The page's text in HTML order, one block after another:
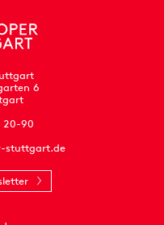
6
20-90
stuttgart.de